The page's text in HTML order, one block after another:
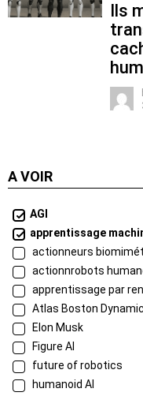
Ils
A VOIR
AGI
apprentissage
actionneurs
actionnrobots
apprentissage par
Atlas Boston
Elon Musk
Figure AI
future of robotics
humanoid AI